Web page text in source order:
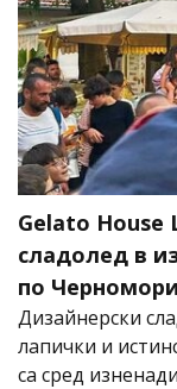
Gelato
сладолед в
по
Дизайнерски
лапички и
са сред